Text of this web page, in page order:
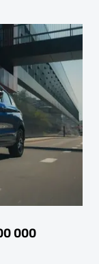
000